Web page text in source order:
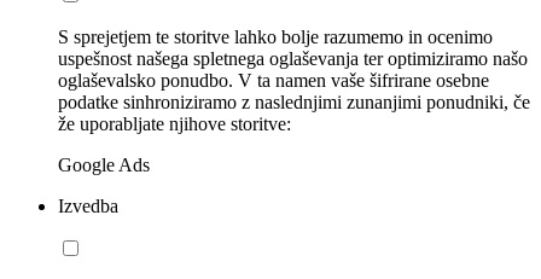
S sprejetjem te storitve lahko bolje razumemo in ocenimo
uspešnost našega spletnega oglaševanja ter optimiziramo našo
oglaševalsko ponudbo. V ta namen vaše šifrirane osebne
podatke sinhroniziramo z naslednjimi zunanjimi ponudniki, če
že uporabljate njihove storitve:
Google Ads
Izvedba